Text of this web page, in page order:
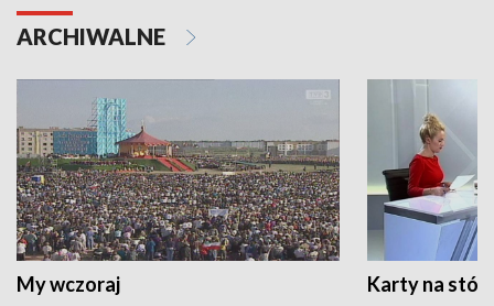
ARCHIWALNE
My wczoraj Karty na